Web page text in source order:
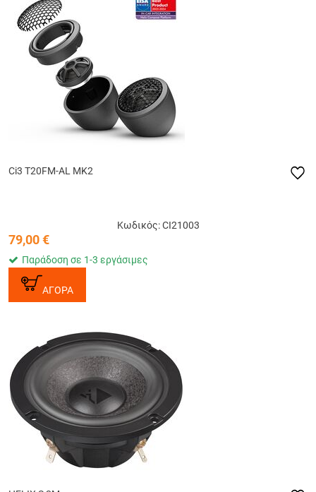
Ci3 T20FM-AL MK2
Κωδικός: CI21003
79,00€
Παράδοση σε 1-3 εργάσιμες
ΑΓΟΡΑ